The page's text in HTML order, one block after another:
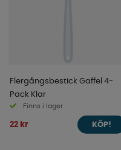
Flergångsbestick Gaffel 4-
Pack Klar
Finns i lager
22 kr KÖP!